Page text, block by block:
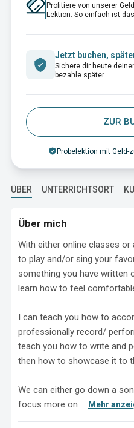
Profitiere von unserer
Lektion. So einfach ist
Jetzt buchen,
Sichere dir heute
bezahle später
ZUR
Probelektion mit Geld-
ÜBER UNTERRICHTSORT
Über mich
With either online classes
to play and/or sing your
something you have written
learn how to feel
I can teach you how to
professionally record/
teach you how to write and
then how to showcase it to
We can either go down a
focus more on ... Mehr